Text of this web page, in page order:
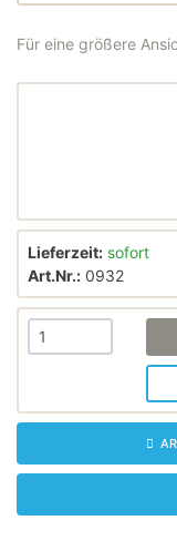
Für eine größere
Lieferzeit: sofort
Art.Nr.: 0932